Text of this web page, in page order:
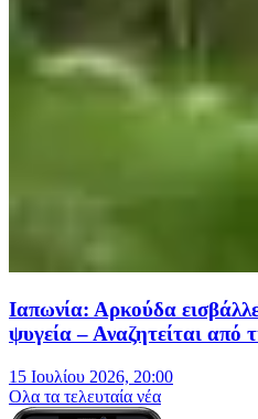
Ιαπωνία: Αρκούδα
ψυγεία – Αναζητείται από
15 Ιουλίου 2026, 20:00
Oλα τα τελευταία νέα